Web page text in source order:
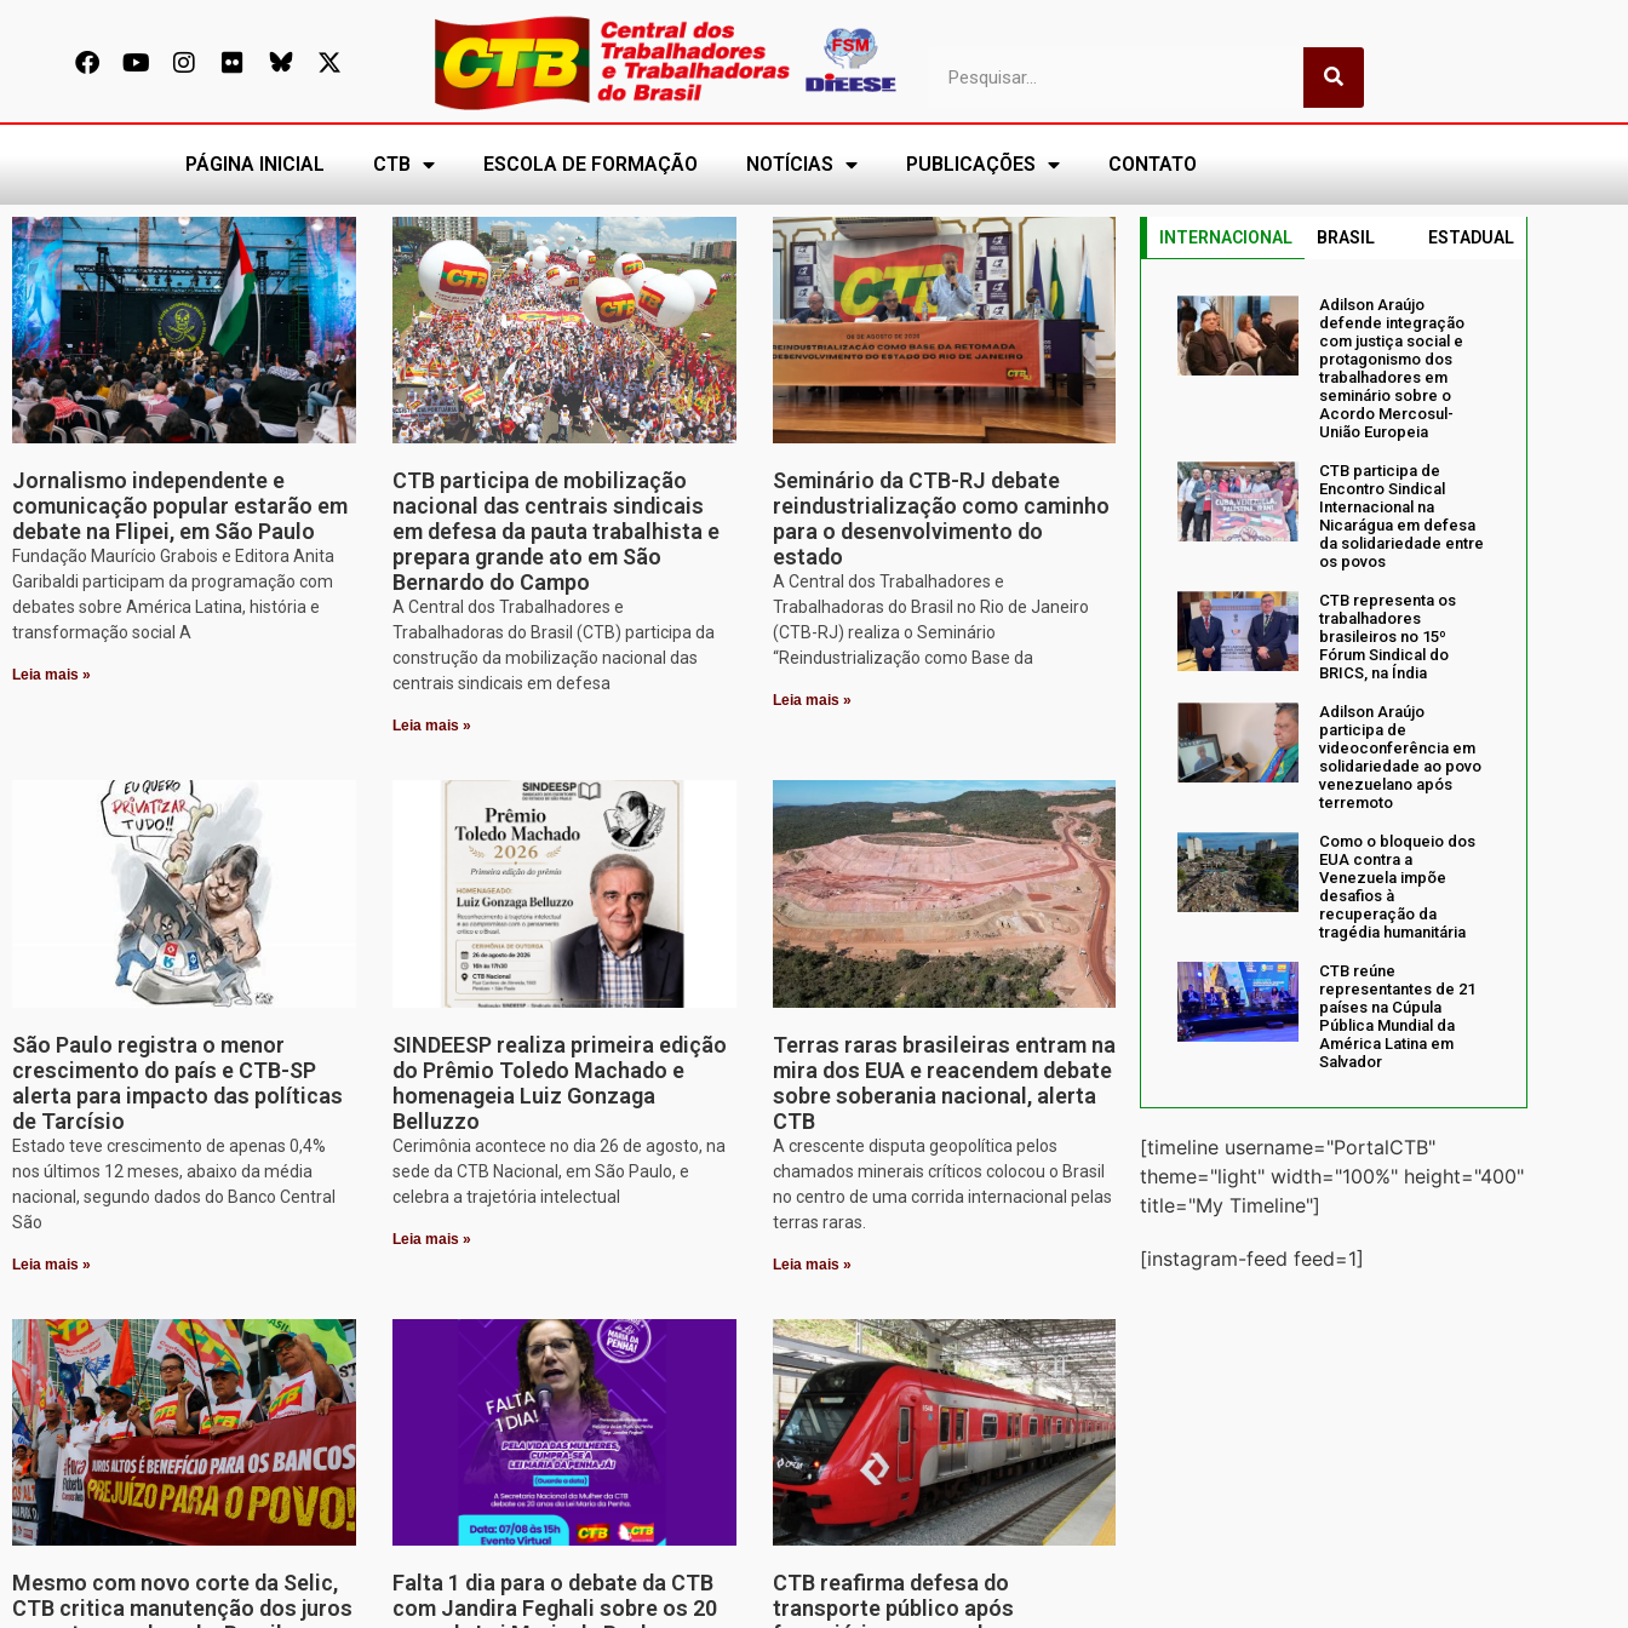
PÁGINA INICIAL CTB ESCOLA DE FORMAÇÃO NOTÍCIAS PUBLICAÇÕES CONTATO
Jornalismo independente e
comunicação popular estarão em
debate na Flipei, em São Paulo
Fundação Maurício Grabois e Editora Anita
Garibaldi participam da programação com
debates sobre América Latina, história e
transformação social A
Leia mais »
CTB participa de mobilização
nacional das centrais sindicais
em defesa da pauta trabalhista e
prepara grande ato em São
Bernardo do Campo
A Central dos Trabalhadores e
Trabalhadoras do Brasil (CTB) participa da
construção da mobilização nacional das
centrais sindicais em defesa
Leia mais »
Seminário da CTB-RJ debate
reindustrialização como caminho
para o desenvolvimento do
estado
A Central dos Trabalhadores e
Trabalhadoras do Brasil no Rio de Janeiro
(CTB-RJ) realiza o Seminário
“Reindustrialização como Base da
Leia mais »
São Paulo registra o menor
crescimento do país e CTB-SP
alerta para impacto das políticas
de Tarcísio
Estado teve crescimento de apenas 0,4%
nos últimos 12 meses, abaixo da média
nacional, segundo dados do Banco Central
São
Leia mais »
SINDEESP realiza primeira edição
do Prêmio Toledo Machado e
homenageia Luiz Gonzaga
Belluzzo
Cerimônia acontece no dia 26 de agosto, na
sede da CTB Nacional, em São Paulo, e
celebra a trajetória intelectual
Leia mais »
Terras raras brasileiras entram na
mira dos EUA e reacendem debate
sobre soberania nacional, alerta
CTB
A crescente disputa geopolítica pelos
chamados minerais críticos colocou o Brasil
no centro de uma corrida internacional pelas
terras raras.
Leia mais »
Mesmo com novo corte da Selic,
CTB critica manutenção dos juros
Falta 1 dia para o debate da CTB
com Jandira Feghali sobre os 20
CTB reafirma defesa do
transporte público após
INTERNACIONAL BRASIL ESTADUAL
Adilson Araújo
defende integração
com justiça social e
protagonismo dos
trabalhadores em
seminário sobre o
Acordo Mercosul-
União Europeia
CTB participa de
Encontro Sindical
Internacional na
Nicarágua em defesa
da solidariedade entre
os povos
CTB representa os
trabalhadores
brasileiros no 15º
Fórum Sindical do
BRICS, na Índia
Adilson Araújo
participa de
videoconferência em
solidariedade ao povo
venezuelano após
terremoto
Como o bloqueio dos
EUA contra a
Venezuela impõe
desafios à
recuperação da
tragédia humanitária
CTB reúne
representantes de 21
países na Cúpula
Pública Mundial da
América Latina em
Salvador
[timeline username="PortalCTB"
theme="light" width="100%" height="400"
title="My Timeline"]
[instagram-feed feed=1]